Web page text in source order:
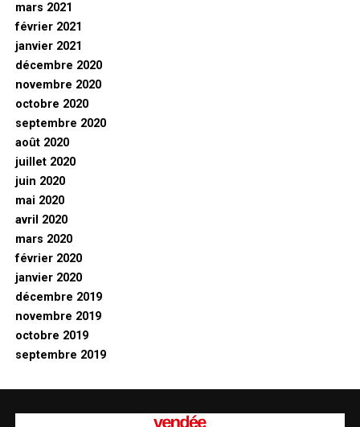
mars 2021
février 2021
janvier 2021
décembre 2020
novembre 2020
octobre 2020
septembre 2020
août 2020
juillet 2020
juin 2020
mai 2020
avril 2020
mars 2020
février 2020
janvier 2020
décembre 2019
novembre 2019
octobre 2019
septembre 2019